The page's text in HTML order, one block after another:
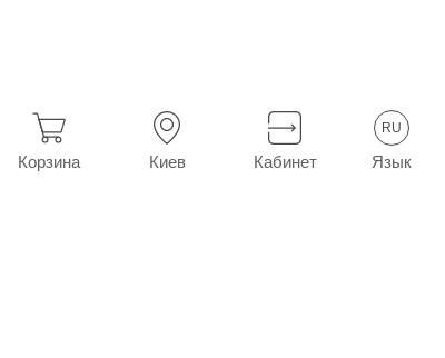
Корзина Киев Кабинет
RU
Язык
При ушибах и растяжениях Дип Рилиф гель туба 50 г